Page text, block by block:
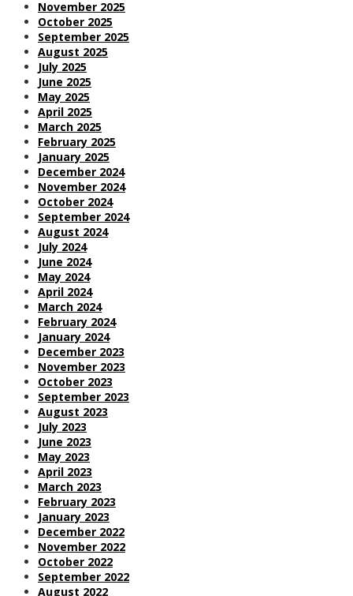
November 2025
October 2025
September 2025
August 2025
July 2025
June 2025
May 2025
April 2025
March 2025
February 2025
January 2025
December 2024
November 2024
October 2024
September 2024
August 2024
July 2024
June 2024
May 2024
April 2024
March 2024
February 2024
January 2024
December 2023
November 2023
October 2023
September 2023
August 2023
July 2023
June 2023
May 2023
April 2023
March 2023
February 2023
January 2023
December 2022
November 2022
October 2022
September 2022
August 2022